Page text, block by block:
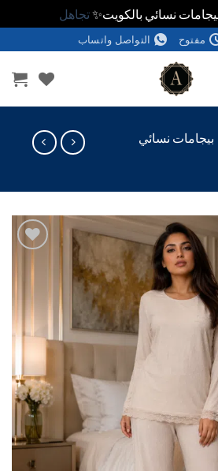
نسائي بالكويت✨تجاهل
التواصل واتساب
نسائي
اضف
المفضلة